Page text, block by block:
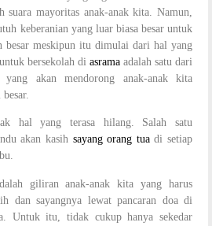
suara mayoritas anak-anak kita. Namun,
keberanian yang luar biasa besar untuk
besar meskipun itu dimulai dari hal yang
bersekolah di asrama adalah satu dari
akan mendorong anak-anak kita
hal yang terasa hilang. Salah satu
akan kasih sayang orang tuadi setiap
giliran anak-anak kita yang harus
dan sayangnya lewat pancaran doa di
Untuk itu, tidak cukup hanya sekedar